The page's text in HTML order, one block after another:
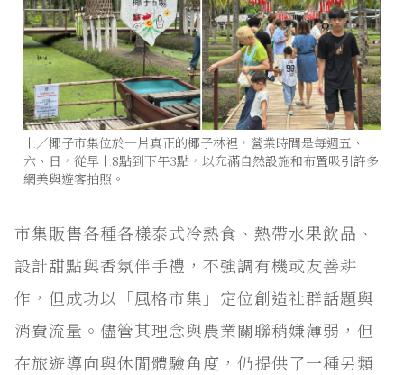
上／椰子市集位於一片真正的椰子林裡，營業時間是每週五、
六、日，從早上8點到下午3點，以充滿自然設施和布置吸引許多
網美與遊客拍照。
市集販售各種各樣泰式冷熱食、熱帶水果飲品、
設計甜點與香氛伴手禮，不強調有機或友善耕
作，但成功以「風格市集」定位創造社群話題與
消費流量。儘管其理念與農業關聯稍嫌薄弱，但
在旅遊導向與休閒體驗角度，仍提供了一種另類